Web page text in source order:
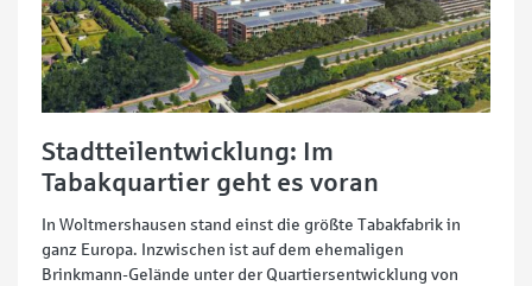
Stadtteilentwicklung: Im
Tabakquartier geht es voran
In Woltmershausen stand einst die größte Tabakfabrik in
ganz Europa. Inzwischen ist auf dem ehemaligen
Brinkmann-Gelände unter der Quartiersentwicklung von